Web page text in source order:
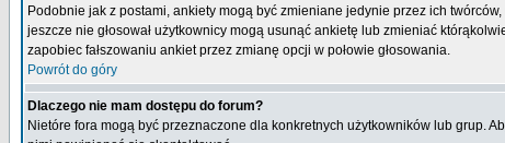
Podobnie jak z postami, ankiety mogą być zmieniane jedynie przez ich
jeszcze nie głosował użytkownicy mogą usunąć ankietę lub zmieniać
zapobiec fałszowaniu ankiet przez zmianę opcji w połowie głosowania.
Powrót do góry
Dlaczego nie mam dostępu do forum?
Nietóre fora mogą być przeznaczone dla konkretnych użytkowników lub grup.